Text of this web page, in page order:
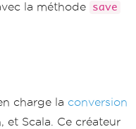
la méthode
save
charge la conversion
et Scala. Ce créateur